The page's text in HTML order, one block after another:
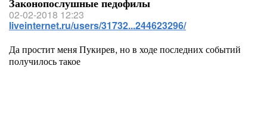
02-02-2018 12:23
liveinternet.ru/users/31732...244623296/
Да простит меня Пукирев, но в ходе последних событий
получилось такое